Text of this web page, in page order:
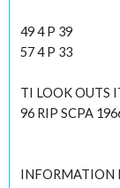
49 4 P 39
57 4 P 33
TI LOOK OUTS
96 RIP SCPA
INFORMATION